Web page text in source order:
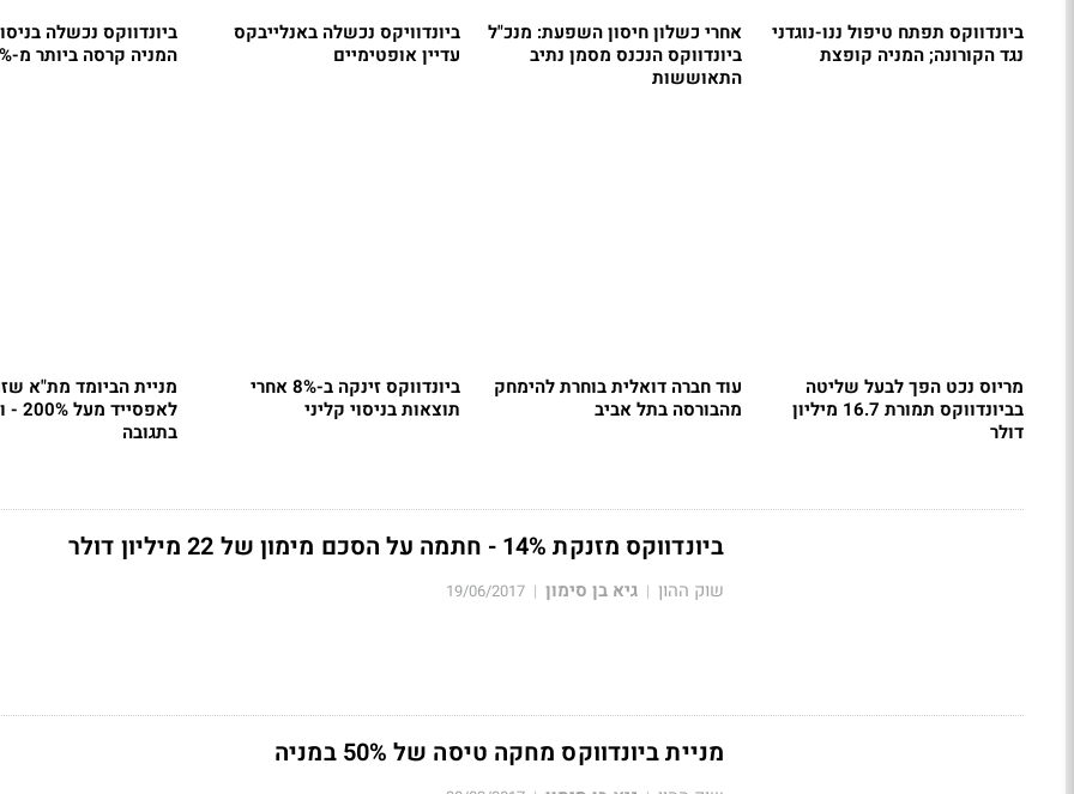
ביונדווקס תפתח טיפול ננו-נוגדני
נגד הקורונה; המניה קופצת
אחרי כשלון חיסון השפעת: מנכ"ל
ביונדווקס הנכנס מסמן נתיב
התאוששות
ביונדוויקס נכשלה באנלייבקס
עדיין אופטימיים
ביונדווקס נכשלה
המניה קרסה ביותר מ-80%
מריוס נכט הפך לבעל שליטה
בביונדווקס תמורת 16.7 מיליון
דולר
עוד חברה דואלית בוחרת להימחק
מהבורסה בתל אביב
ביונדווקס זינקה ב-8% אחרי
תוצאות בניסוי קליני
מניית הביומד מת"א
בתגובה
ביונדווקס מזנקת 14% - חתמה על הסכם מימון של 22 מיליון דולר
שוק ההון | גיא בן סימון |
19/06/2017
מניית ביונדווקס מחקה טיסה של 50% במניה